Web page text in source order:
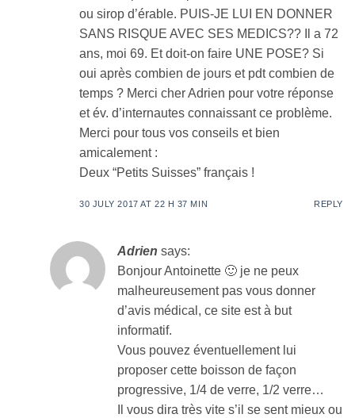
ou sirop d’érable. PUIS-JE LUI EN DONNER
SANS RISQUE AVEC SES MEDICS?? Il a 72
ans, moi 69. Et doit-on faire UNE POSE? Si
oui après combien de jours et pdt combien de
temps ? Merci cher Adrien pour votre réponse
et év. d’internautes connaissant ce problème.
Merci pour tous vos conseils et bien
amicalement :
Deux “Petits Suisses” français !
30 JULY 2017 AT 22 H 37 MIN REPLY
Adrien says:
Bonjour Antoinette 🙂 je ne peux
malheureusement pas vous donner
d’avis médical, ce site est à but
informatif.
Vous pouvez éventuellement lui
proposer cette boisson de façon
progressive, 1/4 de verre, 1/2 verre…
Il vous dira très vite s’il se sent mieux ou